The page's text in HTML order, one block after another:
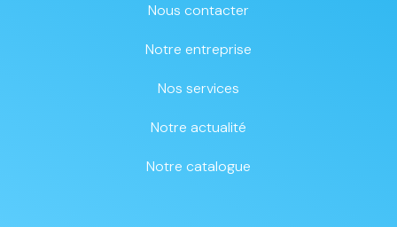
Nous contacter
Notre entreprise
Nos services
Notre actualité
Notre catalogue